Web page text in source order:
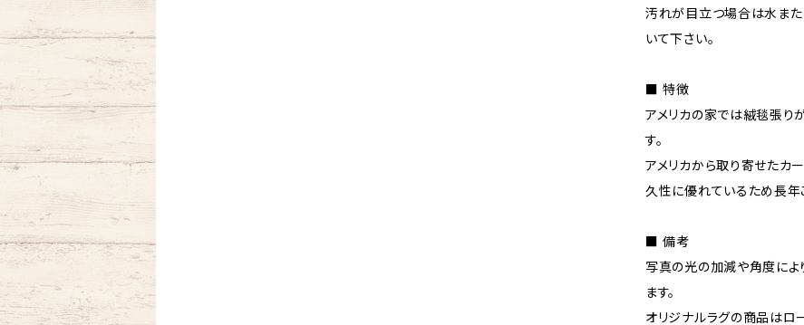
汚れが目立つ場合は水ま
いて下さい。
■ 特徴
アメリカの家では絨毯張り
す。
アメリカから取り寄せたカ
久性に優れているため長年
■ 備考
写真の光の加減や角度によ
ます。
オリジナルラグの商品はロ